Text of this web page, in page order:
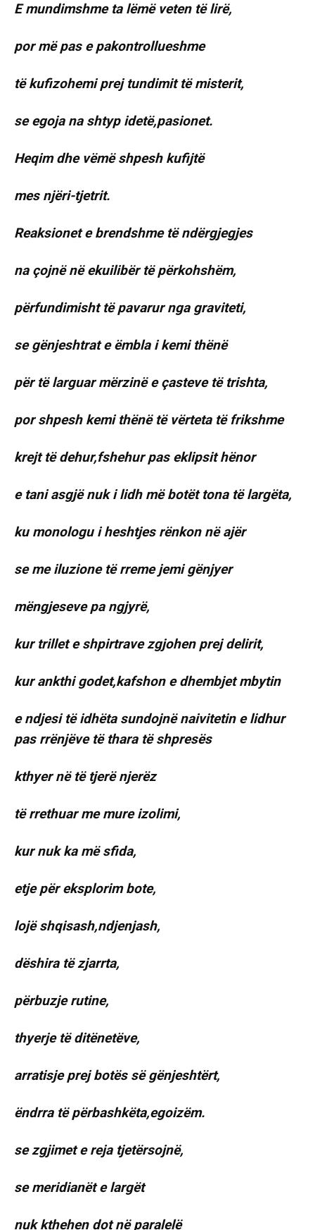
E mundimshme ta lëmë veten të lirë,
por më pas e pakontrollueshme
të kufizohemi prej tundimit të misterit,
se egoja na shtyp idetë,pasionet.
Heqim dhe vëmë shpesh kufijtë
mes njëri-tjetrit.
Reaksionet e brendshme të ndërgjegjes
na çojnë në ekuilibër të përkohshëm,
përfundimisht të pavarur nga graviteti,
se gënjeshtrat e ëmbla i kemi thënë
për të larguar mërzinë e çasteve të trishta,
por shpesh kemi thënë të vërteta të frikshme
krejt të dehur,fshehur pas eklipsit hënor
e tani asgjë nuk i lidh më botët tona të largëta,
ku monologu i heshtjes rënkon në ajër
se me iluzione të rreme jemi gënjyer
mëngjeseve pa ngjyrë,
kur trillet e shpirtrave zgjohen prej delirit,
kur ankthi godet,kafshon e dhembjet mbytin
e ndjesi të idhëta sundojnë naivitetin e lidhur
pas rrënjëve të thara të shpresës
kthyer në të tjerë njerëz
të rrethuar me mure izolimi,
kur nuk ka më sfida,
etje për eksplorim bote,
lojë shqisash,ndjenjash,
dëshira të zjarrta,
përbuzje rutine,
thyerje të ditënetëve,
arratisje prej botës së gënjeshtërt,
ëndrra të përbashkëta,egoizëm.
se zgjimet e reja tjetërsojnë,
se meridianët e largët
nuk kthehen dot në paralelë